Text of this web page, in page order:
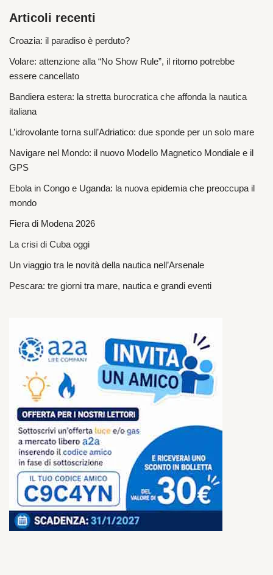
Articoli recenti
Croazia: il paradiso è perduto?
Volare: attenzione alla “No Show Rule”, il ritorno potrebbe
essere cancellato
Bandiera estera: la stretta burocratica che affonda la nautica
italiana
L’idrovolante torna sull’Adriatico: due sponde per un solo mare
Navigare nel Mondo: il nuovo Modello Magnetico Mondiale e il
GPS
Ebola in Congo e Uganda: la nuova epidemia che preoccupa il
mondo
Fiera di Modena 2026
La crisi di Cuba oggi
Un viaggio tra le novità della nautica nell’Arsenale
Pescara: tre giorni tra mare, nautica e grandi eventi